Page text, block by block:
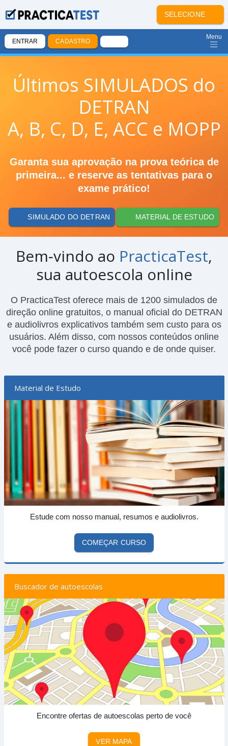
SELECIONE
ENTRAR CADASTRO
Menu
Últimos SIMULADOS do
DETRAN
A, B, C, D, E, ACC e MOPP
Garanta sua aprovação na prova teórica de
primeira... e reserve as tentativas para o
exame prático!
SIMULADO DO DETRAN MATERIAL DE ESTUDO
Bem‑vindo ao PracticaTest,
sua autoescola online
O PracticaTest oferece mais de 1200 simulados de
direção online gratuitos, o manual oficial do DETRAN
e audiolivros explicativos também sem custo para os
usuários. Além disso, com nossos conteúdos online
você pode fazer o curso quando e de onde quiser.
Material de Estudo
Estude com nosso manual, resumos e audiolivros.
COMEÇAR CURSO
Buscador de autoescolas
Encontre ofertas de autoescolas perto de você
VER MAPA